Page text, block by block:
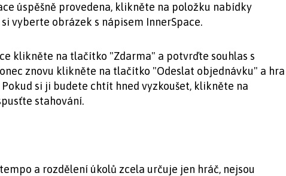
úspěšně provedena, klikněte na položku nabídky
vyberte obrázek s nápisem InnerSpace.
klikněte na tlačítko "Zdarma" a potvrďte souhlas s
znovu klikněte na tlačítko "Odeslat objednávku" a hra
Pokud si ji budete chtít hned vyzkoušet, klikněte na
stahování.
a rozdělení úkolů zcela určuje jen hráč, nejsou